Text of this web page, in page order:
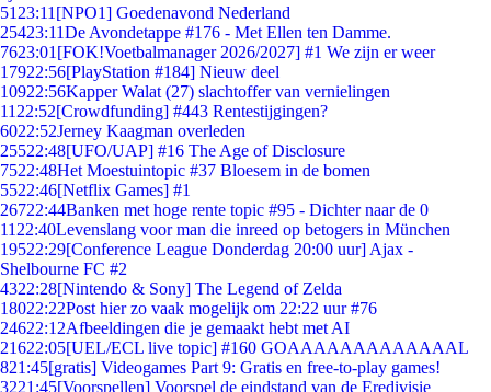
51 23:11 [NPO1] Goedenavond Nederland
25423:11De Avondetappe #176 - Met Ellen ten Damme.
7623:01 [FOK!Voetbalmanager 2026/2027] #1 We zijn er weer
17922:56[PlayStation #184] Nieuw deel
10922:56Kapper Walat (27) slachtoffer van vernielingen
11 22:52[Crowdfunding] #443 Rentestijgingen?
6022:52Jerney Kaagman overleden
25522:48[UFO/UAP] #16 The Age of Disclosure
7522:48Het Moestuintopic #37 Bloesem in de bomen
5522:46[Netflix Games] #1
26722:44Banken met hoge rente topic #95 - Dichter naar de 0
11 22:40Levenslang voor man die inreed op betogers in München
19522:29[Conference League Donderdag 20:00 uur] Ajax -
Shelbourne FC #2
4322:28[Nintendo & Sony] The Legend of Zelda
18022:22Post hier zo vaak mogelijk om 22:22 uur #76
24622:12Afbeeldingen die je gemaakt hebt met AI
21622:05[UEL/ECL live topic] #160 GOAAAAAAAAAAAAAL
821:45[gratis] Videogames Part 9: Gratis en free-to-play games!
3221:45[Voorspellen] Voorspel de eindstand van de Eredivisie